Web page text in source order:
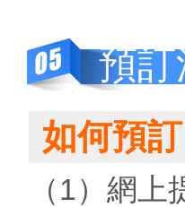
預訂
如何預訂
（1）網